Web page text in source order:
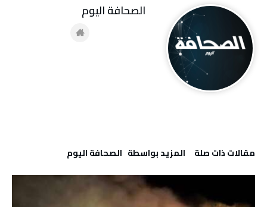
‫مقالات ذات صلة‬ ‫‫المزيد بواسطة‬ ‬ ‭ ‬الصحافة‭ ‬اليوم